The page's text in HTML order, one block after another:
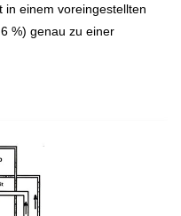
in einem voreingestellten
%) genau zu einer